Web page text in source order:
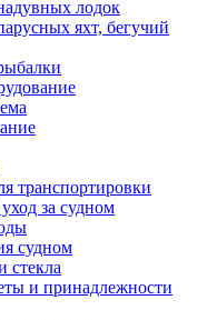
лодок
яхт, бегучий
транспортировки
за судном
судном
стекла
и принадлежности